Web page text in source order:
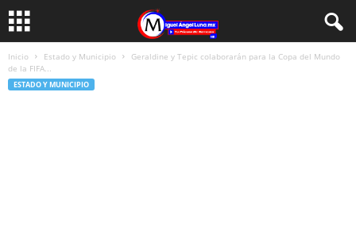
Inicio Estado y Municipio
Geraldine y Tepic colaborarán para la Copa del Mundo
de la FIFA...
ESTADO Y MUNICIPIO